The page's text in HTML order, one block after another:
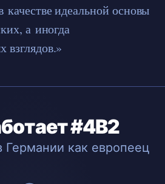
идеальной основы
а иногда
#4B2
Германии как европеец